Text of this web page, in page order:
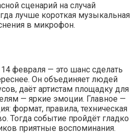
сценарий на случай
лучше короткая музыкальная
в микрофон.
февраля — это шанс сделать
Он объединяет людей
даёт артистам площадку для
— яркие эмоции. Главное —
формат, правила, техническая
Тогда событие пройдёт гладко
приятные воспоминания.